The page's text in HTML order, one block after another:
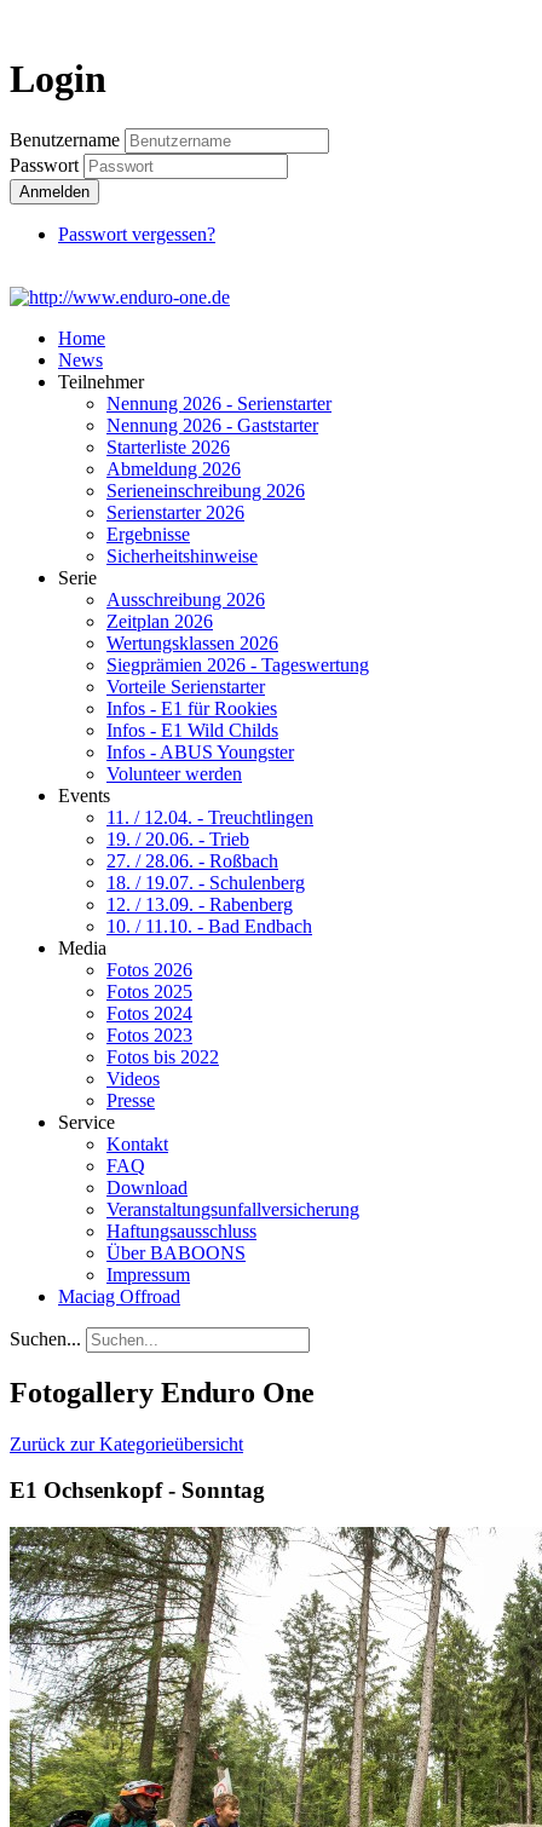
Login
Benutzername
Passwort
Anmelden
Passwort vergessen?
Home
News
Teilnehmer
Nennung 2026 - Serienstarter
Nennung 2026 - Gaststarter
Starterliste 2026
Abmeldung 2026
Serieneinschreibung 2026
Serienstarter 2026
Ergebnisse
Sicherheitshinweise
Serie
Ausschreibung 2026
Zeitplan 2026
Wertungsklassen 2026
Siegprämien 2026 - Tageswertung
Vorteile Serienstarter
Infos - E1 für Rookies
Infos - E1 Wild Childs
Infos - ABUS Youngster
Volunteer werden
Events
11. / 12.04. - Treuchtlingen
19. / 20.06. - Trieb
27. / 28.06. - Roßbach
18. / 19.07. - Schulenberg
12. / 13.09. - Rabenberg
10. / 11.10. - Bad Endbach
Media
Fotos 2026
Fotos 2025
Fotos 2024
Fotos 2023
Fotos bis 2022
Videos
Presse
Service
Kontakt
FAQ
Download
Veranstaltungsunfallversicherung
Haftungsausschluss
Über BABOONS
Impressum
Maciag Offroad
Suchen...
Fotogallery Enduro One
Zurück zur Kategorieübersicht
E1 Ochsenkopf - Sonntag